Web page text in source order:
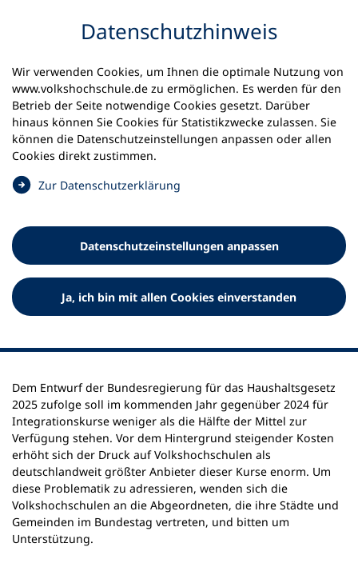
Datenschutz­hinweis
Wir verwenden Cookies, um Ihnen die optimale Nutzung von
www.volkshochschule.de zu ermöglichen. Es werden für den
Betrieb der Seite notwendige Cookies gesetzt. Darüber
hinaus können Sie Cookies für Statistikzwecke zulassen. Sie
können die Datenschutz­einstellungen anpassen oder allen
Cookies direkt zustimmen.
Zur Datenschutz­erklärung
i
Datenschutz­einstellungen anpassen
Ja, ich bin mit allen Cookies einverstanden
Ein besonderer Gast beim Deutschkurs
08.10.2024
Ein besonderer Gast beim
Deutschkurs
Kursteilnehmende an der vhs Unteres Remstal am 2.
Oktober 2024
Dem Entwurf der Bundesregierung für das Haushaltsgesetz
2025 zufolge soll im kommenden Jahr gegenüber 2024 für
Integrationskurse weniger als die Hälfte der Mittel zur
Verfügung stehen. Vor dem Hintergrund steigender Kosten
erhöht sich der Druck auf Volkshochschulen als
deutschlandweit größter Anbieter dieser Kurse enorm. Um
diese Problematik zu adressieren, wenden sich die
Volkshochschulen an die Abgeordneten, die ihre Städte und
Gemeinden im Bundestag vertreten, und bitten um
Unterstützung.